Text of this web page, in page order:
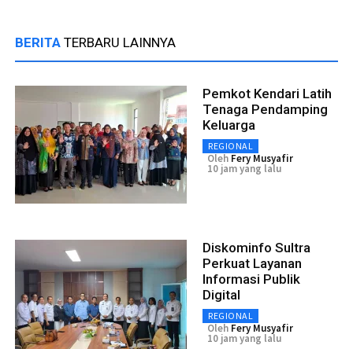
BERITA TERBARU LAINNYA
Pemkot Kendari Latih
Tenaga Pendamping
Keluarga
REGIONAL
Oleh Fery Musyafir
10 jam yang lalu
Diskominfo Sultra
Perkuat Layanan
Informasi Publik
Digital
REGIONAL
Oleh Fery Musyafir
10 jam yang lalu